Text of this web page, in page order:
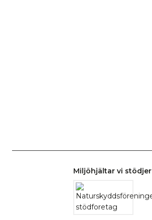
Miljöhjältar vi stödjer